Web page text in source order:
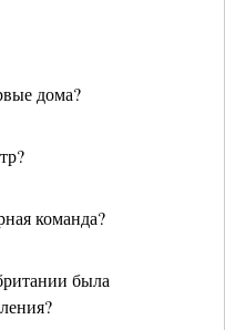
дома?
команда?
была